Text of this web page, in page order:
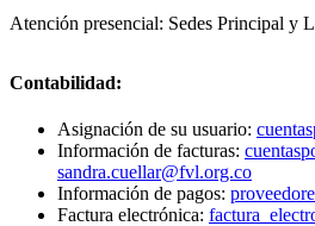
Atención presencial: Sedes Principal y
Contabilidad:
Asignación de su usuario:
Información de facturas:
sandra.cuellar@fvl.org.co
Información de pagos:
Factura electrónica: